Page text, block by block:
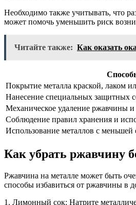
Необходимо также учитывать, что
может помочь уменьшить риск
Читайте также: Как оказать
Покрытие металла краской, лаком
Нанесение специальных защитных
Механическое удаление ржавчины
Соблюдение правил хранения и
Использование металлов с
Как убрать ржавчину
Ржавчина на металле может быть
способы избавиться от ржавчины в
1. Лимонный сок: Натрите